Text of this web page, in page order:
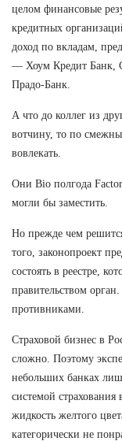
целом финансовые
кредитных
доход по вкладам,
— Хоум Кредит Банк,
Прадо-Банк.
А что до коллег из
вотчину, то по
вовлекать.
Они Bio полгода
могли бы заместить.
Но прежде чем
того, законопроект
состоять в реестре,
правительством
противниками.
Страховой бизнес в
сложно. Поэтому
небольших банках
системой страхования
жидкость желтого
категорически не